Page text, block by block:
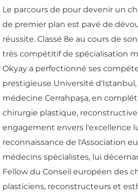
Le parcours de pour devenir un
de premier plan est pavé de
réussite. Classé 8e au cours de
très compétitif de spécialisation
Okyay a perfectionné ses
prestigieuse Université
médecine Cerrahpaşa, en
chirurgie plastique,
engagement envers l'excellence
reconnaissance de l'Association
médecins spécialistes, lui
Fellow du Conseil européen des
plasticiens, reconstructeurs et